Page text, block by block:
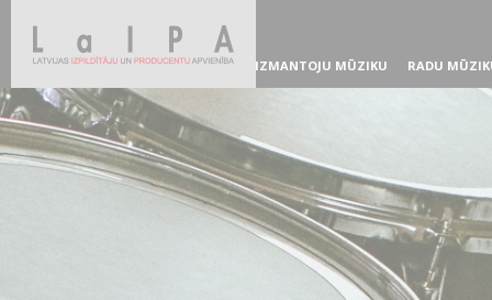
IZMANTOJU MŪZIKU RADU